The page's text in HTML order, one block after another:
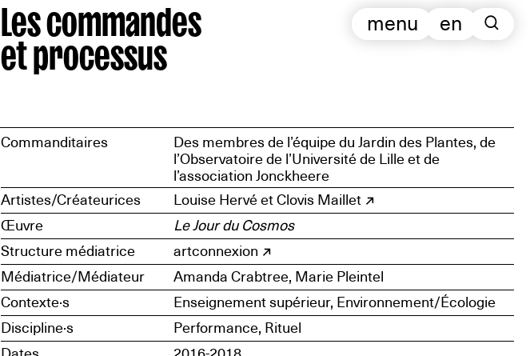
Les commandes
et processus
en
menu
Commanditaires
Des membres de l’équipe du Jardin des Plantes, de
l’Observatoire de l’Université de Lille et de
l’association Jonckheere
Artistes/Créateurices
Louise Hervé et Clovis Maillet
Œuvre
Le Jour du Cosmos
Structure médiatrice
artconnexion
Médiatrice/Médiateur
Amanda Crabtree, Marie Pleintel
Contexte·s
Enseignement supérieur, Environnement/Écologie
Discipline·s
Performance, Rituel